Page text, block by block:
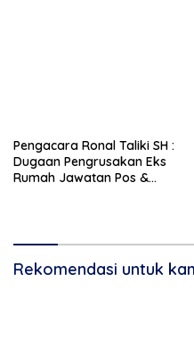
Pengacara Ronal Taliki SH :
Dugaan Pengrusakan Eks
Rumah Jawatan Pos &
Profesional
Rekomendasi untuk